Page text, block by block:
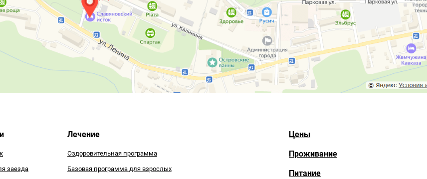
заезда
Лечение
Оздоровительная программа
Базовая программа для взрослых
Цены
Проживание
Питание